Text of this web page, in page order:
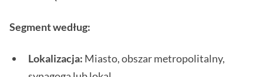
Segment według:
Lokalizacja: Miasto, obszar metropolitalny,